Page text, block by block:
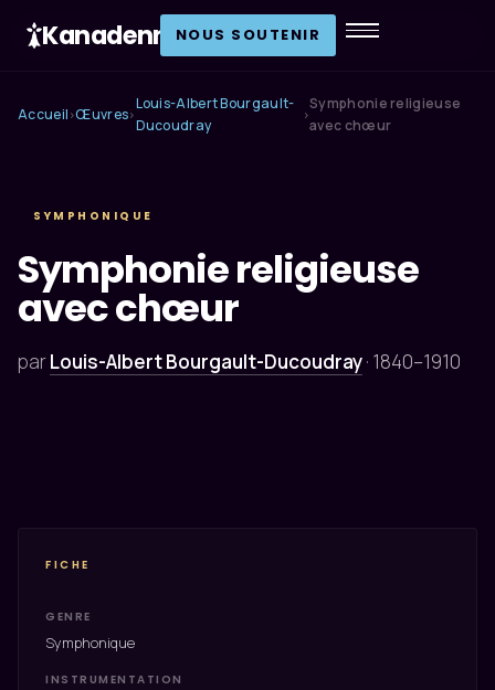
Kanadenn NOUS SOUTENIR
Accueil ›Œuvres›
Louis-Albert Bourgault-
Ducoudray
›
Symphonie religieuse
avec chœur
SYMPHONIQUE
Symphonie religieuse
avec chœur
parLouis-Albert Bourgault-Ducoudray· 1840–1910
FICHE
GENRE
Symphonique
INSTRUMENTATION